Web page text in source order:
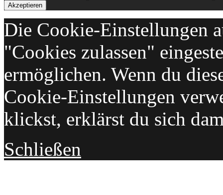
Akzeptieren
Die Cookie-Einstellungen
"Cookies zulassen"
ermöglichen. Wenn du
Cookie-Einstellungen
klickst, erklärst du sich
Schließen